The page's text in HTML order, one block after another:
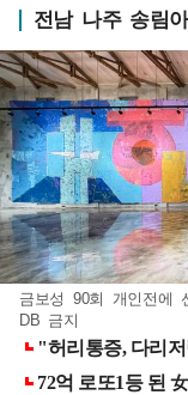
전남 나주 송림
금보성 90회 개인전에
DB 금지